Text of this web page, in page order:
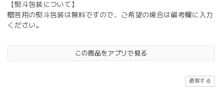
【熨斗包装について】
贈答用の熨斗包装は無料ですので、ご希望の場合は備考欄に入力
ください。
この商品をアプリで見る
通報する